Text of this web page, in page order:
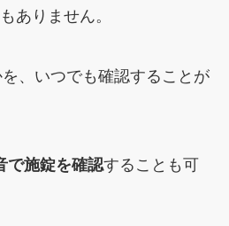
ありません。
を、いつでも確認することが
で施錠を確認することも可